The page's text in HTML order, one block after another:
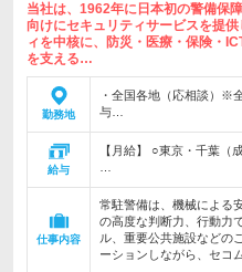
当社は、1962年に日本初の警備保
向けにセキュリティサービスを提
ィを中核に、防災・医療・保険・
を支える…
勤務地
・全国各地（応相談）※
与…
給与
【月給】 ○東京・千葉（
仕事内容
常駐警備は、機械による
の高度な判断力、行動力
ル、重要公共施設などの
ーションしながら、セコ